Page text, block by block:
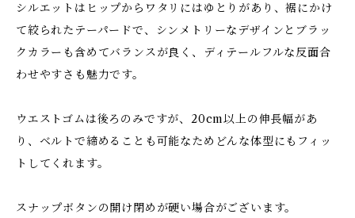
シルエットはヒップからワタリにはゆとりがあり、裾にかけ
て絞られたテーパードで、シンメトリーなデザインとブラッ
クカラーも含めてバランスが良く、ディテールフルな反面合
わせやすさも魅力です。
ウエストゴムは後ろのみですが、20cm以上の伸長幅があ
り、ベルトで締めることも可能なためどんな体型にもフィッ
トしてくれます。
スナップボタンの開け閉めが硬い場合がございます。